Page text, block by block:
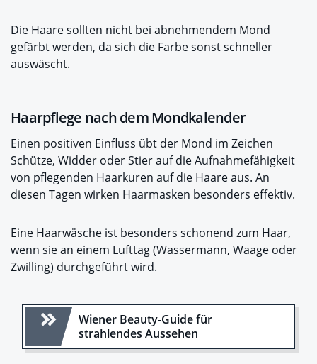
Die Haare sollten nicht bei abnehmendem Mond
gefärbt werden, da sich die Farbe sonst schneller
auswäscht.
Haarpflege nach dem Mondkalender
Einen positiven Einfluss übt der Mond im Zeichen
Schütze, Widder oder Stier auf die Aufnahmefähigkeit
von pflegenden Haarkuren auf die Haare aus. An
diesen Tagen wirken Haarmasken besonders effektiv.
Eine Haarwäsche ist besonders schonend zum Haar,
wenn sie an einem Lufttag (Wassermann, Waage oder
Zwilling) durchgeführt wird.
Wiener Beauty-Guide für
strahlendes Aussehen